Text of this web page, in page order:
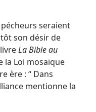
seraient
son désir de
La Bible au
la Loi mosaïque
ère : “ Dans
mentionne la